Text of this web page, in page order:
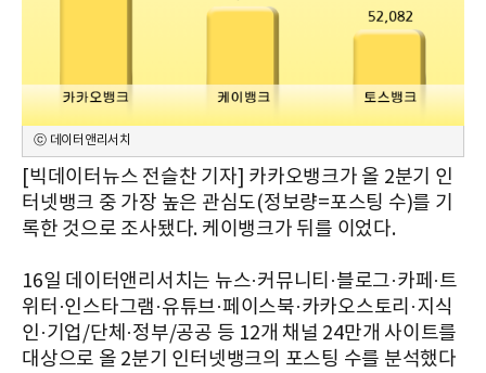
ⓒ 데이터앤리서치
[빅데이터뉴스 전슬찬 기자] 카카오뱅크가 올 2분기 인
터넷뱅크 중 가장 높은 관심도(정보량=포스팅 수)를 기
록한 것으로 조사됐다. 케이뱅크가 뒤를 이었다.
16일 데이터앤리서치는 뉴스·커뮤니티·블로그·카페·트
위터·인스타그램·유튜브·페이스북·카카오스토리·지식
인·기업/단체·정부/공공 등 12개 채널 24만개 사이트를
대상으로 올 2분기 인터넷뱅크의 포스팅 수를 분석했다